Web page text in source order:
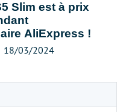
Slim est à prix
AliExpress !
18/03/2024